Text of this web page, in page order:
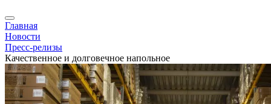
Главная
Новости
Пресс-релизы
Качественное и долговечное напольное